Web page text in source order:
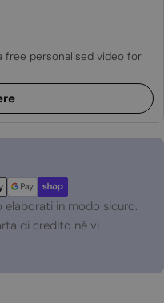
personalised video for
in modo sicuro.
di credito né vi